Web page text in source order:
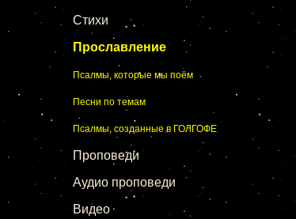
Стихи
Прославление
Псалмы, которые мы поём
Песни по темам
Псалмы, созданные в ГОЛГОФЕ
Проповеди
Аудио проповеди
Видео